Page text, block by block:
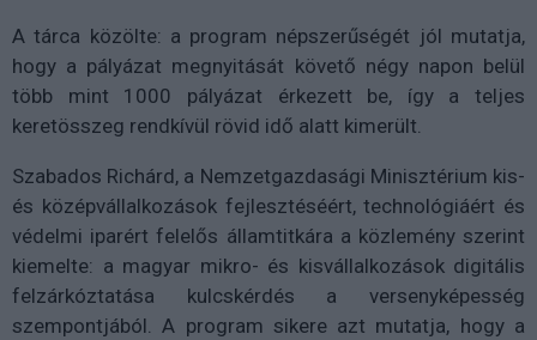
A tárca közölte: a program népszerűségét jól mutatja,
hogy a pályázat megnyitását követő négy napon belül
több mint 1000 pályázat érkezett be, így a teljes
keretösszeg rendkívül rövid idő alatt kimerült.
Szabados Richárd, a Nemzetgazdasági Minisztérium kis-
és középvállalkozások fejlesztéséért, technológiáért és
védelmi iparért felelős államtitkára a közlemény szerint
kiemelte: a magyar mikro- és kisvállalkozások digitális
felzárkóztatása kulcskérdés a versenyképesség
szempontjából. A program sikere azt mutatja, hogy a